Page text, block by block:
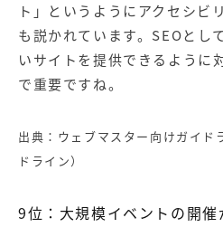
ト」というようにアクセシビ
も説かれています。 SEOとし
いサイトを提供できるように
で重要ですね。
出典： ウェブマスター向けガイド
ドライン）
9位：大規模イベントの開催